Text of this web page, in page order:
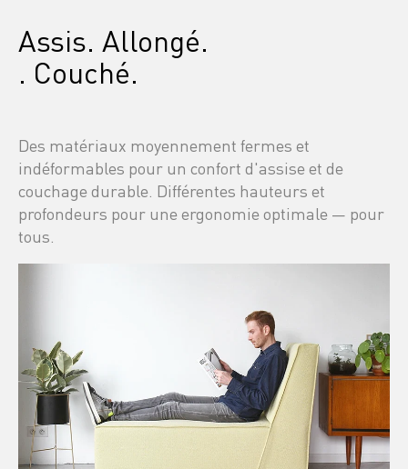
Assis. Allongé.
. Couché.
Des matériaux moyennement fermes et
indéformables pour un confort d'assise et de
couchage durable. Différentes hauteurs et
profondeurs pour une ergonomie optimale — pour
tous.